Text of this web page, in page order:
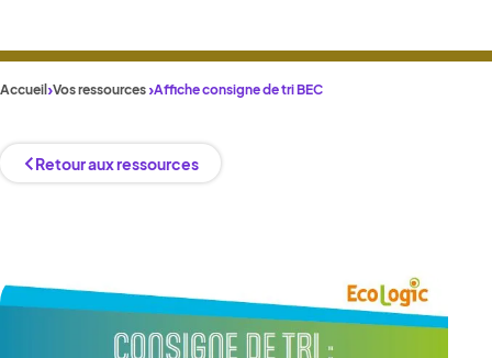
Accueil Vos ressources Affiche consigne de tri BEC
Retour aux ressources